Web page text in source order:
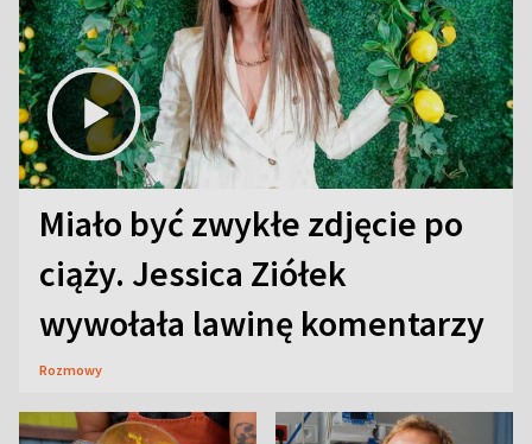
Miało być zwykłe zdjęcie po
ciąży. Jessica Ziółek
wywołała lawinę komentarzy
Rozmowy